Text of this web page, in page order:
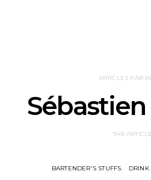
ARTICLES PAR
948
BARTENDER'S STUFFS DRINK